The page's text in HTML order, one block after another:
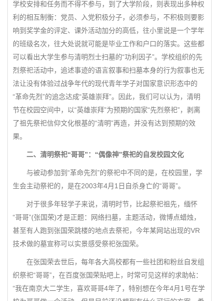
学校安排和任务而不得不参与，到了大学阶段，则表现出多种权
利的相互制衡：党员、入党积极分子，必须参与，不积极则要影
响到奖学金的评定、课外活动加分的高低，往小里说是一个学年
的班级名次，往大处说就可能是毕业工作和户口的落实。这些都
可以看出大学生参与清明烈士扫墓的“功利因子”。学校组织的先
烈祭祀活动中，追述事迹的语言叙事和扫墓本身的行为叙事也无
法让没有体验过战争年代的现代青年学子对国家意识形态中的
“革命先烈”的追念达成“英雄崇拜”。因此，我们可以认为，清明
节在校园空间中，以“英雄崇拜”为预期的国家“先烈祭祀”，剥离
了祖先祭祀信仰文化根基的“清明”再造，并没有达到预期的效
果。
二、清明祭祀“哥哥”：“偶像神”祭祀的自发校园文化
与被动参加到“革命先烈”的祭祀中不同的是，在校园里，学
生会主动祭祀的，是在2003年4月1日自杀身亡的“哥哥”。
对于很多年轻学子来说，清明时节，比起祭祀祖先，缅怀
“哥哥”(张国荣)才是正题：网络扫墓，主题活动，微博点蜡烛，
甚至有人跑到张国荣跳楼的地点去祭祀，今年某网站出现的VR
技术做的墓宣称可以实景感受祭祀张国荣。
在张国荣去世后，每年各大高校都有一些社团和粉丝自发组
织祭祀“哥哥”，在百度张国荣贴吧上，时常可见这样的求助帖：
“我在南京大二学生，喜欢哥哥4年了，特别想在今年4月1号在学